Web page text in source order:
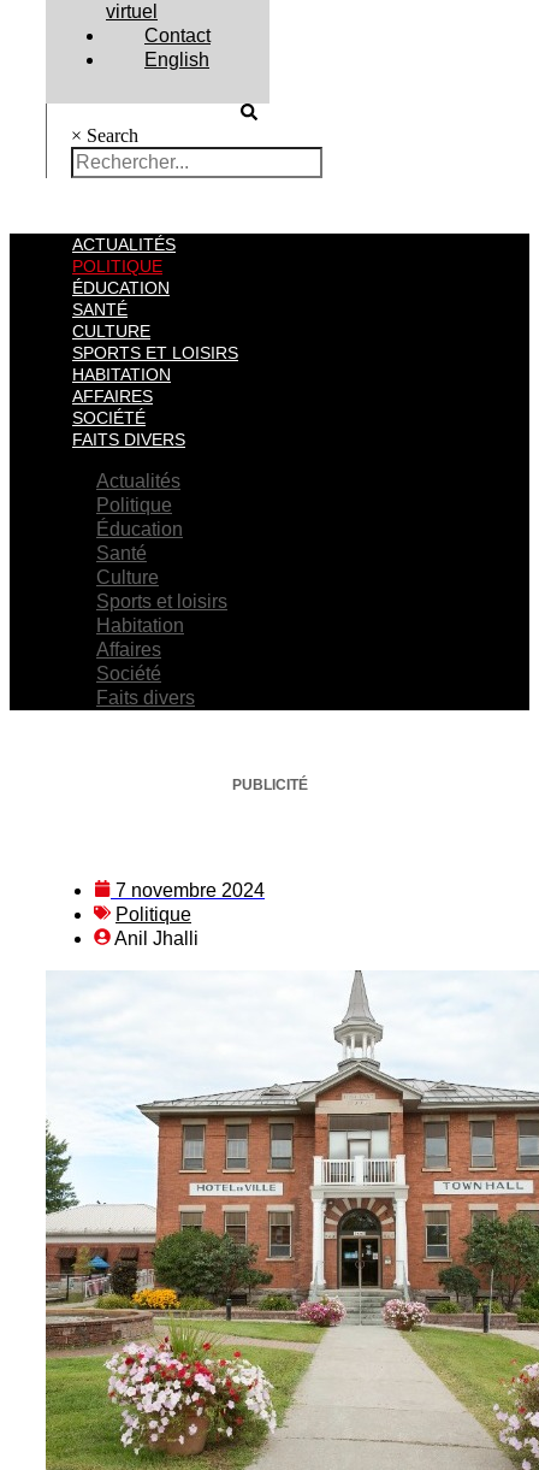
virtuel
Contact
English
× Search
ACTUALITÉS
POLITIQUE
ÉDUCATION
SANTÉ
CULTURE
SPORTS ET LOISIRS
HABITATION
AFFAIRES
SOCIÉTÉ
FAITS DIVERS
Actualités
Politique
Éducation
Santé
Culture
Sports et loisirs
Habitation
Affaires
Société
Faits divers
PUBLICITÉ
7 novembre 2024
Politique
Anil Jhalli